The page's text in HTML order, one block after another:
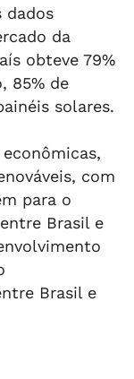
dados
da
obteve 79%
85% de
solares.
com
para o
Brasil e
Brasil e